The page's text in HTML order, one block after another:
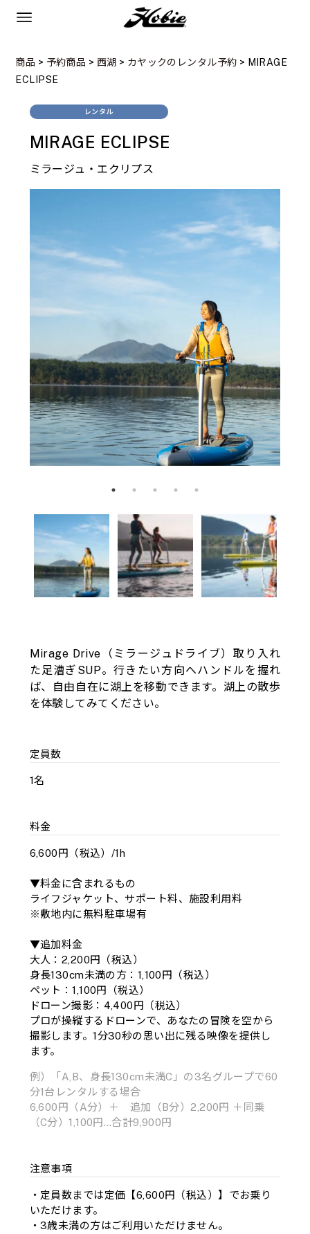
商品 > 予約商品 > 西湖 > カヤックのレンタル予約 > MIRAGE
ECLIPSE
レンタル
MIRAGE ECLIPSE
ミラージュ・エクリプス
Mirage Drive（ミラージュドライブ）取り入れ
た足漕ぎSUP。行きたい方向へハンドルを握れ
ば、自由自在に湖上を移動できます。湖上の散歩
を体験してみてください。
定員数
1名
料金
6,600円（税込）/1h
▼料金に含まれるもの
ライフジャケット、サポート料、施設利用料
※敷地内に無料駐車場有
▼追加料金
大人：2,200円（税込）
身長130cm未満の方：1,100円（税込）
ペット：1,100円（税込）
ドローン撮影：4,400円（税込）
プロが操縦するドローンで、あなたの冒険を空から
撮影します。1分30秒の思い出に残る映像を提供し
ます。
例）「A,B、身長130cm未満C」の3名グループで60
分1台レンタルする場合
6,600円（A分）＋ 追加（B分）2,200円 ＋同乗
（C分）1,100円…合計9,900円
注意事項
・定員数までは定価【6,600円（税込）】でお乗り
いただけます。
・3歳未満の方はご利用いただけません。